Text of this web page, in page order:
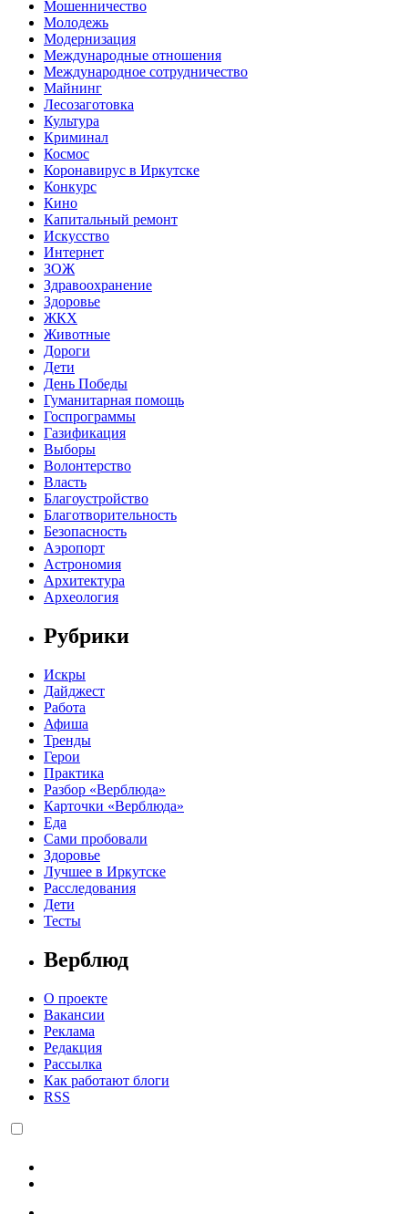
Мошенничество
Молодежь
Модернизация
Международные отношения
Международное сотрудничество
Майнинг
Лесозаготовка
Культура
Криминал
Космос
Коронавирус в Иркутске
Конкурс
Кино
Капитальный ремонт
Искусство
Интернет
ЗОЖ
Здравоохранение
Здоровье
ЖКХ
Животные
Дороги
Дети
День Победы
Гуманитарная помощь
Госпрограммы
Газификация
Выборы
Волонтерство
Власть
Благоустройство
Благотворительность
Безопасность
Аэропорт
Астрономия
Архитектура
Археология
Рубрики
Искры
Дайджест
Работа
Афиша
Тренды
Герои
Практика
Разбор «Верблюда»
Карточки «Верблюда»
Еда
Сами пробовали
Здоровье
Лучшее в Иркутске
Расследования
Дети
Тесты
Верблюд
О проекте
Вакансии
Реклама
Редакция
Рассылка
Как работают блоги
RSS